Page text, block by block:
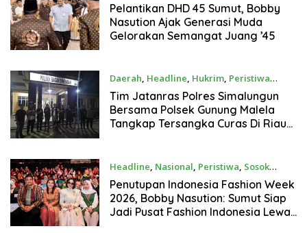
Pelantikan DHD 45 Sumut, Bobby
Nasution Ajak Generasi Muda
Gelorakan Semangat Juang ’45
Daerah, Headline, Hukrim, Peristiwa
Agustus 4, 2026
Tim Jatanras Polres Simalungun
Bersama Polsek Gunung Malela
Tangkap Tersangka Curas Di Riau
Headline Nasional Peristiwa Sosok
Agustus 3, 2026
Penutupan Indonesia Fashion Week
2026, Bobby Nasution: Sumut Siap
Jadi Pusat Fashion Indonesia Lewat